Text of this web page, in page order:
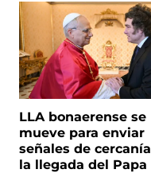
LLA bonaerense se
mueve para enviar
señales de
la llegada del Papa